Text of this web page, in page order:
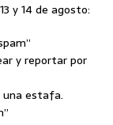
y 14 de agosto:
y reportar por
una estafa.